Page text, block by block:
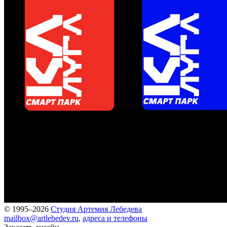
© 1995–2026 Студия Артемия Лебедева
mailbox@artlebedev.ru, адреса и телефоны